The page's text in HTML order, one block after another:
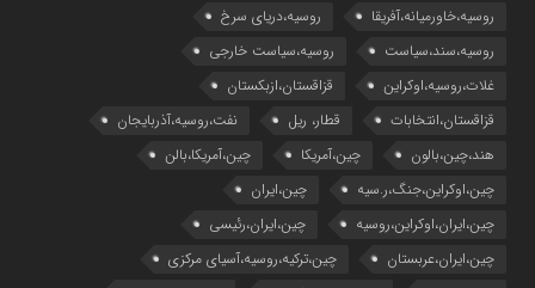
روسیه،خاورمیانه،آفریقا
روسیه،دریای سرخ
روسیه،سند،سیاست
روسیه،سیاست خارجی
غلات،روسیه،اوکراین
قزاقستان،ازبکستان
قزاقستان،انتخابات
قطار، ریل
نفت،روسیه،آذربایجان
هند،چین،بالون
چین،آمریکا
چین،آمریکا،بالن
چین،اوکراین،جنگ،ر.سیه
چین،ایران
چین،ایران،اوکراین،روسیه
چین،ایران،رئیسی
چین،ایران،عربستان
چین،ترکیه،روسیه،آسیای مرکزی